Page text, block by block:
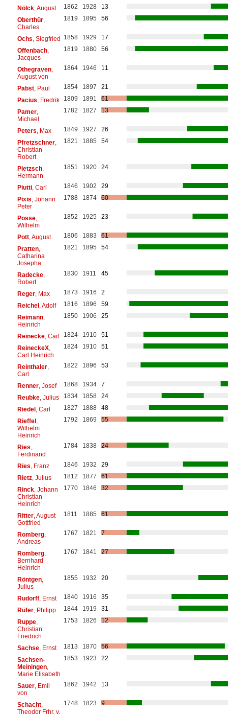
Nölck, August 1862 1928
13
Oberthür,
Charles
1819 1895 56
Ochs , Siegfried 1858 1929
17
Offenbach,
Jacques
1819 1880 56
Othegraven,
August von
1864 1946 11
Pabst, Paul 1854 1897
21
Pacius , Fredrik 1809 1891
61
Pamer,
Michael
1782 1827 13
Peters , Max 1849 1927
26
Pfretzschner,
Christian
Robert
1821 1885 54
Pietzsch,
Hermann
1851 1920 24
Piutti, Carl 1846 1902
29
Pixis , Johann
Peter
1788 1874 60
Posse,
Wilhelm
1852 1925 23
Pott, August 1806 1883
61
Pratten,
Catharina
Josepha
1821 1895 54
Radecke,
Robert
1830 1911 45
Reger, Max 1873 1916
2
Reichel, Adolf 1816 1896
59
Reimann,
Heinrich
1850 1906 25
Reinecke, Carl 1824 1910
51
ReineckeX,
Carl Heinrich
1824 1910 51
Reinthaler,
Carl
1822 1896 53
Renner, Josef 1868 1934
7
Reubke, Julius 1834 1858
24
Riedel, Carl 1827 1888
48
Rieffel,
Wilhelm
Heinrich
1792 1869 55
Ries
Ferdinand
1784 1838 24
Ries , Franz 1846 1932
29
Rietz, Julius 1812 1877
61
Rinck, Johann
Christian
Heinrich
1770 1846 32
Ritter, August
Gottfried
1811 1885 61
Romberg,
Andreas
1767 1821 7
Romberg,
Bernhard
Heinrich
1767 1841 27
Röntgen,
Julius
1855 1932 20
Rudorff, Ernst 1840 1916
35
Rüfer, Philipp 1844 1919
31
Ruppe,
Christian
Friedrich
1753 1826 12
Sachse, Ernst 1813 1870
56
Sachsen-
Meiningen,
Marie Elisabeth
1853 1923 22
Sauer, Emil
von
1862 1942 13
Schacht,
Theodor Frhr. v.
1748 1823 9